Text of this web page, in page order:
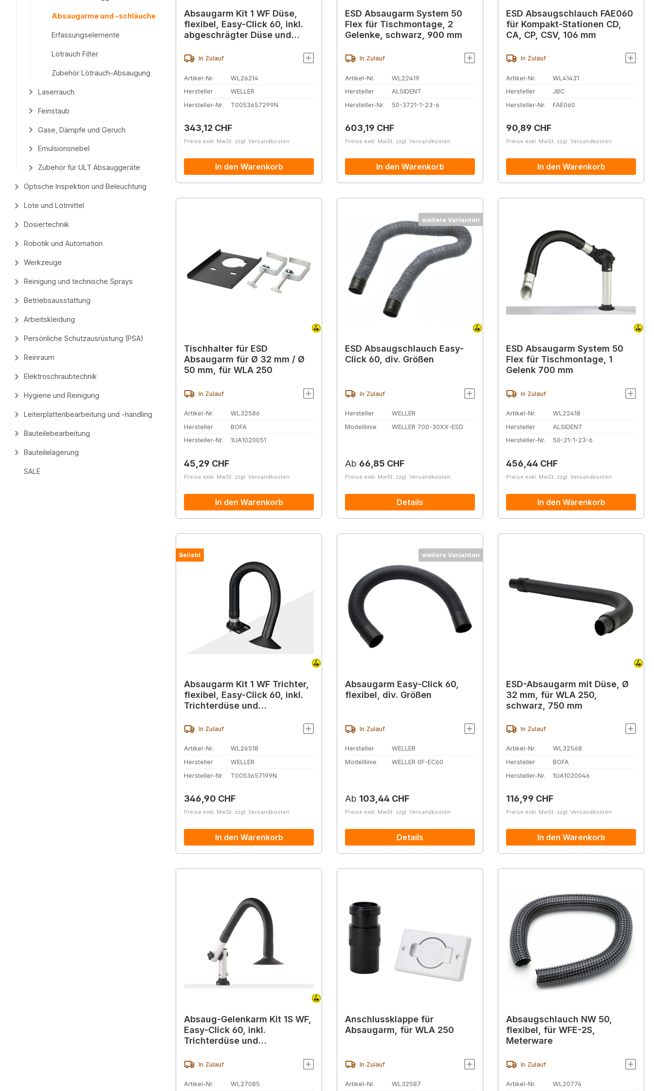
Absaugarme und -schläuche
Erfassungselemente
Lötrauch Filter
Zubehör Lötrauch-Absaugung
Laserrauch
Feinstaub
Gase, Dämpfe und Geruch
Emulsionsnebel
Zubehör für ULT Absauggeräte
Optische Inspektion und Beleuchtung
Lote und Lötmittel
Dosiertechnik
Robotik und Automation
Werkzeuge
Reinigung und technische Sprays
Betriebsausstattung
Arbeitskleidung
Persönliche Schutzausrüstung (PSA)
Reinraum
Elektroschraubtechnik
Hygiene und Reinigung
Leiterplattenbearbeitung und -handling
Bauteilebearbeitung
Bauteilelagerung
SALE
Absaugarm Kit 1 WF Düse,
flexibel, Easy-Click 60, inkl.
abgeschrägter Düse und
In Zulauf
Artikel-Nr.
WL26214
Hersteller
WELLER
Hersteller-Nr.
T0053657299N
Regulärer Preis:
343,12 CHF
Preise exkl. MwSt. zzgl. Versandkosten
In den Warenkorb
ESD Absaugarm System 50
Flex für Tischmontage, 2
Gelenke, schwarz, 900 mm
In Zulauf
Artikel-Nr.
WL22419
Hersteller
ALSIDENT
Hersteller-Nr.
50-3721-1-23-6
Regulärer Preis:
603,19 CHF
Preise exkl. MwSt. zzgl. Versandkosten
In den Warenkorb
ESD Absaugschlauch FAE060
für Kompakt-Stationen CD,
CA, CP, CSV, 106 mm
In Zulauf
Artikel-Nr.
WL41431
Hersteller
JBC
Hersteller-Nr.
FAE060
Regulärer Preis:
90,89 CHF
Preise exkl. MwSt. zzgl. Versandkosten
In den Warenkorb
Tischhalter für ESD
Absaugarm für Ø 32 mm / Ø
50 mm, für WLA 250
In Zulauf
Artikel-Nr.
WL32586
Hersteller
BOFA
Hersteller-Nr.
1UA1020051
Regulärer Preis:
45,29 CHF
Preise exkl. MwSt. zzgl. Versandkosten
In den Warenkorb
weitere Varianten
ESD Absaugschlauch Easy-
Click 60, div. Größen
In Zulauf
Hersteller
WELLER
Modelllinie
WELLER 700-30XX-ESD
Regulärer Preis:
Ab 66,85 CHF
Preise exkl. MwSt. zzgl. Versandkosten
Details
ESD Absaugarm System 50
Flex für Tischmontage, 1
Gelenk 700 mm
In Zulauf
Artikel-Nr.
WL22418
Hersteller
ALSIDENT
Hersteller-Nr.
50-21-1-23-6
Regulärer Preis:
456,44 CHF
Preise exkl. MwSt. zzgl. Versandkosten
In den Warenkorb
Beliebt
Absaugarm Kit 1 WF Trichter,
flexibel, Easy-Click 60, inkl.
Trichterdüse und
In Zulauf
Artikel-Nr.
WL26518
Hersteller
WELLER
Hersteller-Nr.
T0053657199N
Regulärer Preis:
346,90 CHF
Preise exkl. MwSt. zzgl. Versandkosten
In den Warenkorb
weitere Varianten
Absaugarm Easy-Click 60,
flexibel, div. Größen
In Zulauf
Hersteller
WELLER
Modelllinie
WELLER 0F-EC60
Regulärer Preis:
Ab 103,44 CHF
Preise exkl. MwSt. zzgl. Versandkosten
Details
ESD-Absaugarm mit Düse, Ø
32 mm, für WLA 250,
schwarz, 750 mm
In Zulauf
Artikel-Nr.
WL32568
Hersteller
BOFA
Hersteller-Nr.
1UA1020046
Regulärer Preis:
116,99 CHF
Preise exkl. MwSt. zzgl. Versandkosten
In den Warenkorb
Absaug-Gelenkarm Kit 1S WF,
Easy-Click 60, inkl.
Trichterdüse und
In Zulauf
Artikel-Nr. WL27085
Anschlussklappe für
Absaugarm, für WLA 250
In Zulauf
Artikel-Nr. WL32587
Absaugschlauch NW 50,
flexibel, für WFE-2S,
Meterware
In Zulauf
Artikel-Nr. WL20774